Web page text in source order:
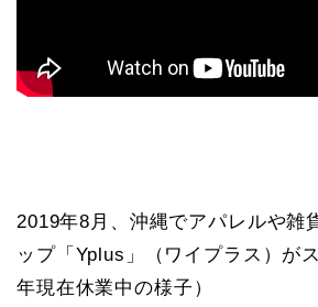
2019年8月、沖縄でアパレルや雑
ップ「Yplus」（ワイプラス）が
年現在休業中の様子）